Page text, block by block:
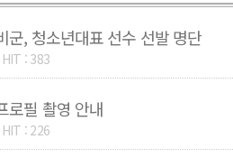
군, 청소년대표 선수 선발 명단
: 383
로필 촬영 안내
: 226